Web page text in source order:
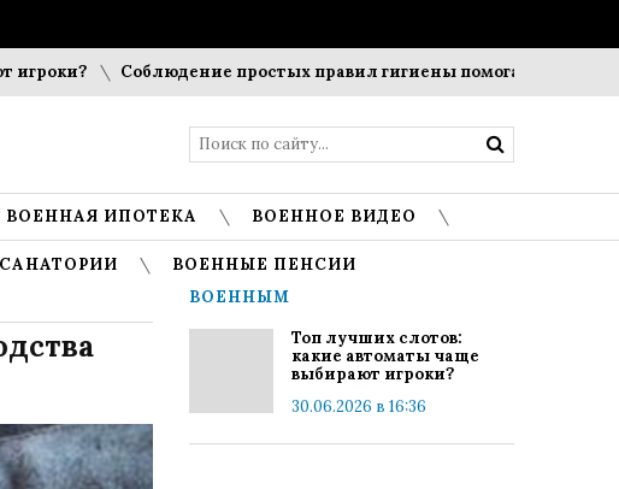
Соблюдение простых правил гигиены помогает сохранить
ВОЕННАЯ ИПОТЕКА ВОЕННОЕ ВИДЕО
ВОЕННЫЕ ПЕНСИИ
ВОЕННЫМ
Топ лучших слотов:
какие автоматы чаще
выбирают игроки?
30.06.2026 в 16:36